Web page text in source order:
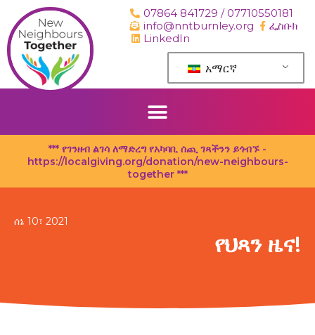
ይዘት
ዝለል
07864 841729 / 07710550181
info@nntburnley.org
ፌስቡክ
LinkedIn
አማርኛ
*** የገንዘብ ልገሳ ለማድረግ የአካባቢ ሰጪ ገጻችንን ይጎብኙ -
https://localgiving.org/donation/new-neighbours-
together ***
ሰኔ 10፣ 2021
የህጻን ዜና!